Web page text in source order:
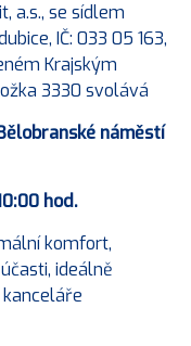
a.s., se sídlem
IČ: 033 05 163,
Krajským
3330 svolává
náměstí
hod.
komfort,
ideálně